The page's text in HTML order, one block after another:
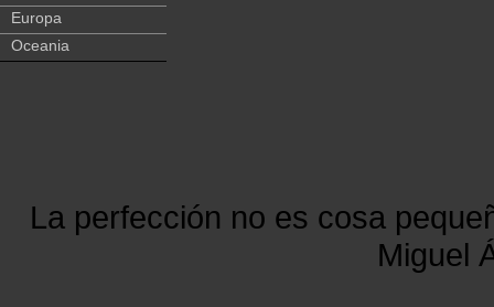
Europa
Oceania
La perfección no es cosa
Miguel